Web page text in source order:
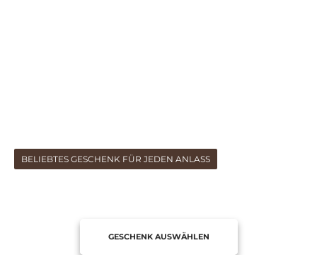
BELIEBTES GESCHENK FÜR JEDEN ANLASS
GESCHENK AUSWÄHLEN